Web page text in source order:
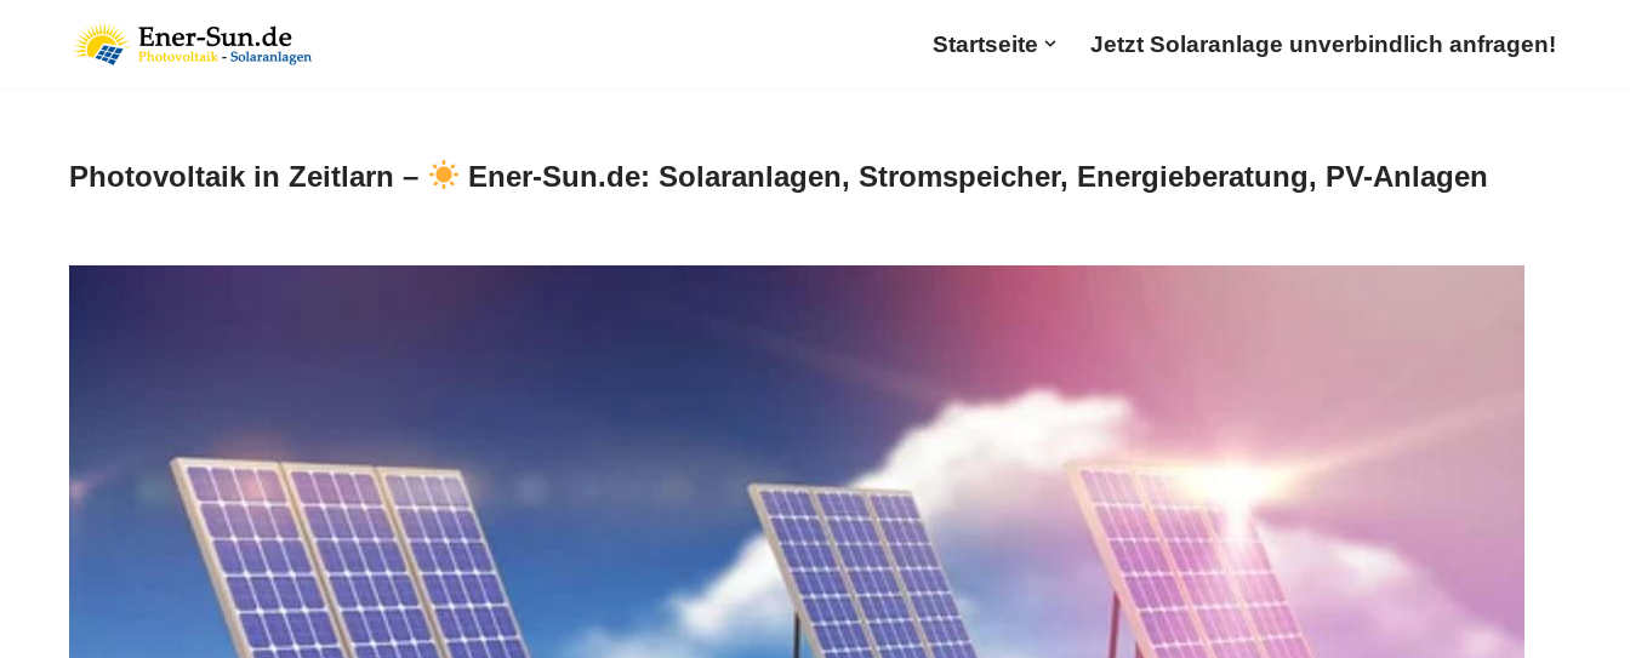
Startseite Jetzt Solaranlage unverbindlich anfragen!
Photovoltaik in Zeitlarn – Ener-Sun.de: Solaranlagen, Stromspeicher, Energieberatung, PV-Anlagen